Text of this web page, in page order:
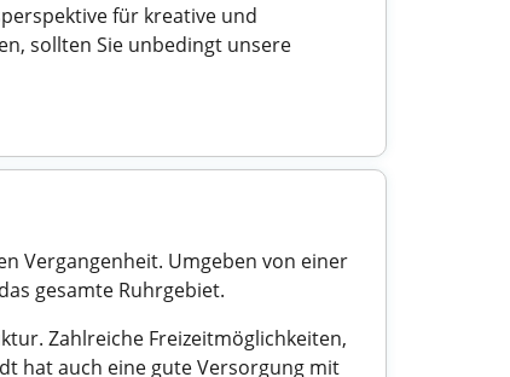
für kreative und
sollten Sie unbedingt unsere
Vergangenheit. Umgeben von einer
gesamte Ruhrgebiet.
Zahlreiche Freizeitmöglichkeiten,
hat auch eine gute Versorgung mit